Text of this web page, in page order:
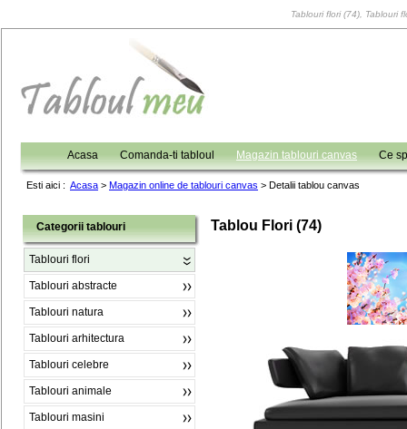
Tablouri flori (74), Tablouri
Acasa Comanda-ti tabloul Magazin tablouri canvas Ce
Esti aici : Acasa > Magazin online de tablouri canvas > Detalii tablou canvas
Categorii tablouri
Tablouri flori
Tablouri abstracte
Tablouri natura
Tablouri arhitectura
Tablouri celebre
Tablouri animale
Tablouri masini
Tablou Flori (74)